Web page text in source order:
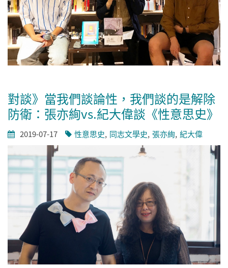
對談》當我們談論性，我們談的是解除
防衛：張亦絢vs.紀大偉談《性意思史》
2019-07-17 性意思史 同志文學史 張亦絢 紀大偉